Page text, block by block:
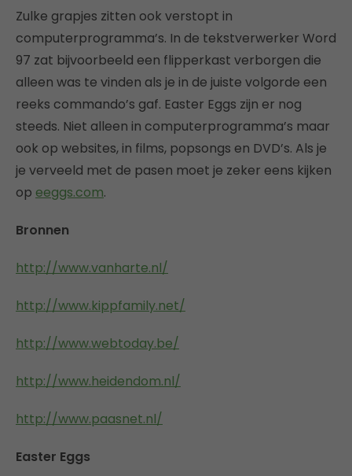
Zulke grapjes zitten ook verstopt in
computerprogramma’s. In de tekstverwerker Word
97 zat bijvoorbeeld een flipperkast verborgen die
alleen was te vinden als je in de juiste volgorde een
reeks commando’s gaf. Easter Eggs zijn er nog
steeds. Niet alleen in computerprogramma’s maar
ook op websites, in films, popsongs en DVD’s. Als je
je verveeld met de pasen moet je zeker eens kijken
op eeggs.com.
Bronnen
http://www.vanharte.nl/
http://www.kippfamily.net/
http://www.webtoday.be/
http://www.heidendom.nl/
http://www.paasnet.nl/
Easter Eggs